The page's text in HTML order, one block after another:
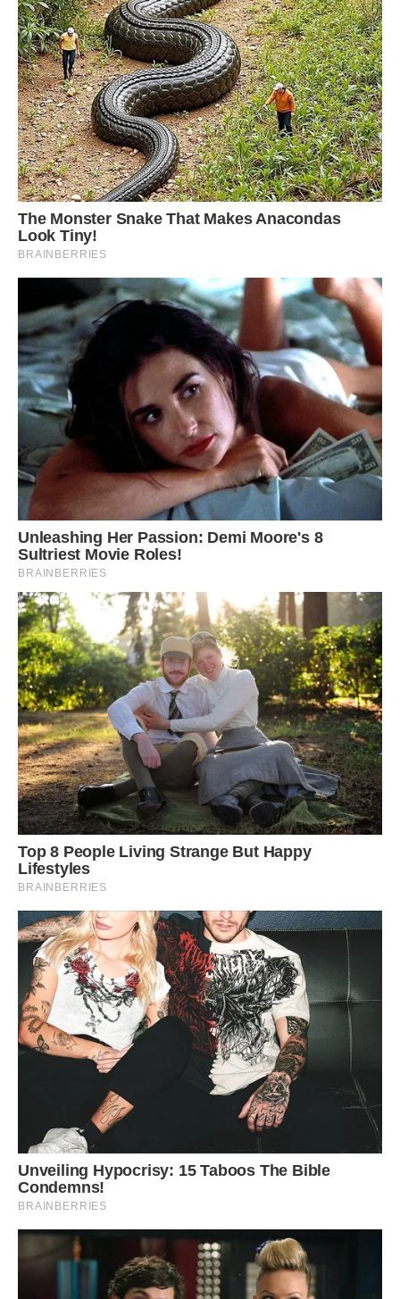
прикрив мені рота, сказавши, що тема закрита і говорити
він про це не збирається.
Мені стало так прикро, невже я не маю права на
повноцінну сім’ю. І в такому стані я написала дружині
Андрія. Написала дуже делікатно і культурно, ні слова про
те, що у нас з ним буде двоє дітей. Просто запитала, чому
вони досі не розлучені. Вона відповіла, що абсолютно не
проти і що нехай він збирає всі документи, а якщо йому
ніколи, то вона займеться цим, як тільки у неї буде
вільний час.
Андрію я про своє спілкування з нею розповіла відразу,
не приховуючи. І тут же від нього приходить
повідомлення: “Ах ти… . Забудь про мене. Я знав, що ти
така, але не думав, що настільки. Забудь мене”. І
заблокував всі мої номери. Знову біль, знову сльози.
Хочеться кричати від цієї несправедливості. ТАК не можу.
Через дітей. Через хвилювання вони так сильно
починають битися в животі, що сил немає. Минуло два
дні, я написала йому з іншого номера про те, що потрібні
гроші на речі для дітей. Він проігнорував, заблокувавши і
цей мій номер. Я подзвонила його мамі і сказала все, як є.
Що більше я цього терпіти не збираюся. Вона почала
захищати його.
Я зрозуміла, що і тут мені теж не побачити підтримку.
Підсумок такий. Я змінила номер телефону і вирішила
припинити будь-яке спілкування не тільки з ним, але і з
його родиною. Раз не буде в дітей батька, то й рідня нам
ця не потрібна.
Так, можливо мене мало хто підтримає, але рішення моє
остаточне. Я хотіла просто повноцінну сім’ю, хотіла, щоб
він просто розлучився. Але мабуть доля дала мені цих
дітей, щоб я виховала їх одна в такому гучному статусі
“МАТИ-ОДИНОЧКА”.
PS. Зараз у мене 32 тиждень вагітності. І приблизно через
6 тижнів на світ з’являться два приголомшливих малюка.
Передрук без посилання на ibilingua.com – заборонений!
Фото ілюстративне – femmie